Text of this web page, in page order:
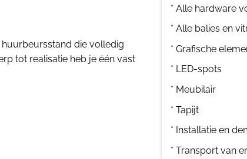
die volledig
tot realisatie heb je één vast
* Alle hardware
* Alle balies en
* Grafische
* LED-spots
* Meubilair
* Tapijt
* Installatie en
* Transport van